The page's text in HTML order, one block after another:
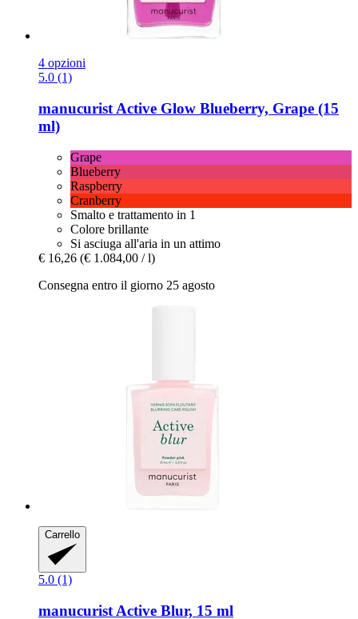
4 opzioni
5.0 (1)
manucurist Active Glow Blueberry, Grape (15
ml)
Grape
Blueberry
Raspberry
Cranberry
Smalto e trattamento in 1
Colore brillante
Si asciuga all'aria in un attimo
€ 16,26 (€ 1.084,00 / l)
Consegna entro il giorno 25 agosto
Carrello
5.0 (1)
manucurist Active Blur, 15 ml